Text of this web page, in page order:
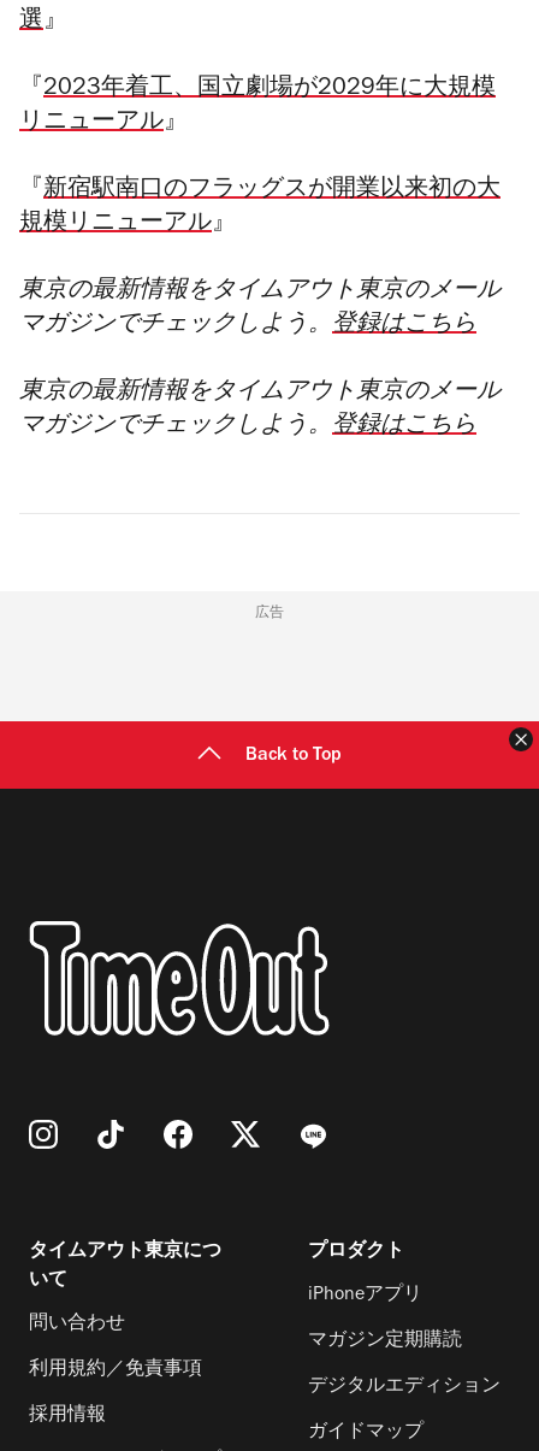
選』
『 2023年着工、国立劇場が2029年に大規模
リニューアル』
『 新宿駅南口のフラッグスが開業以来初の大
規模リニューアル』
東京の最新情報をタイムアウト東京のメール
マガジンでチェックしよう。 登録はこちら
東京の最新情報をタイムアウト東京のメール
マガジンでチェックしよう。 登録はこちら
広告
Back to Top
タイムアウト東京につ
いて
問い合わせ
利用規約／免責事項
採用情報
プロダクト
iPhoneアプリ
マガジン定期購読
デジタルエディション
ガイドマップ